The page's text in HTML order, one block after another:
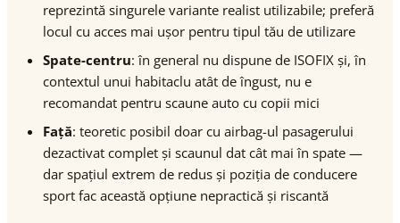
reprezintă singurele variante realist utilizabile; preferă
locul cu acces mai ușor pentru tipul tău de utilizare
Spate-centru: în general nu dispune de ISOFIX și, în
contextul unui habitaclu atât de îngust, nu e
recomandat pentru scaune auto cu copii mici
Față: teoretic posibil doar cu airbag-ul pasagerului
dezactivat complet și scaunul dat cât mai în spate —
dar spațiul extrem de redus și poziția de conducere
sport fac această opțiune nepractică și riscantă